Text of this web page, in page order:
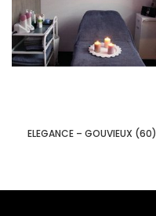
ELEGANCE – GOUVIEUX (60)